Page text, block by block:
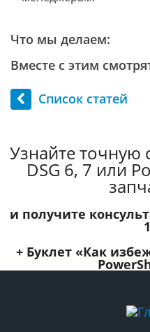
Что мы делаем:
Вместе с этим
Список статей
Узнайте точную
DSG 6, 7 или
и получите
+ Буклет «Как